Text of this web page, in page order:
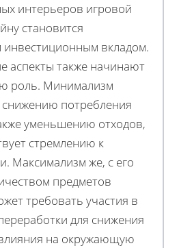
интерьеров игровой
становится
вкладом.
аспекты также начинают
роль. Минимализм
снижению потребления
уменьшению отходов,
стремлению к
Максимализм же, с его
предметов
требовать участия в
для снижения
на окружающую